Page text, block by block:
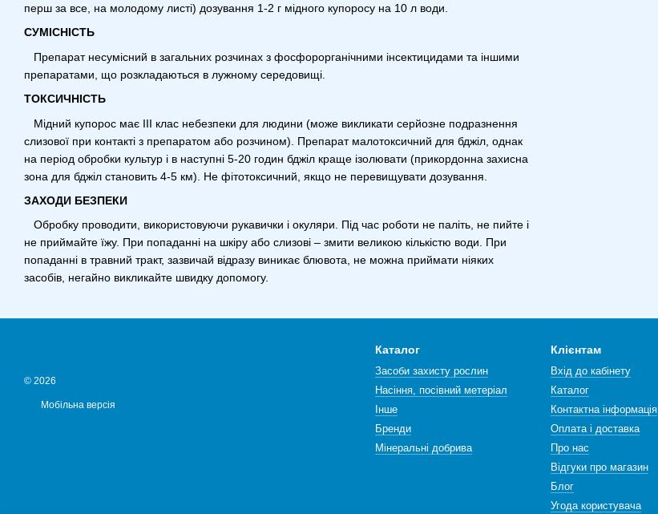
перш за все, на молодому листі) дозування 1-2 г мідного купоросу на 10 л води.
СУМІСНІСТЬ
Препарат несумісний в загальних розчинах з фосфорорганічними інсектицидами та іншими
препаратами, що розкладаються в лужному середовищі.
ТОКСИЧНІСТЬ
Мідний купорос має III клас небезпеки для людини (може викликати серйозне подразнення
слизової при контакті з препаратом або розчином). Препарат малотоксичний для бджіл, однак
на період обробки культур і в наступні 5-20 годин бджіл краще ізолювати (прикордонна захисна
зона для бджіл становить 4-5 км). Не фітотоксичний, якщо не перевищувати дозування.
ЗАХОДИ БЕЗПЕКИ
Обробку проводити, використовуючи рукавички і окуляри. Під час роботи не паліть, не пийте і
не приймайте їжу. При попаданні на шкіру або слизові – змити великою кількістю води. При
попаданні в травний тракт, зазвичай відразу виникає блювота, не можна приймати ніяких
засобів, негайно викликайте швидку допомогу.
© 2026
Мобільна версія
Каталог
Засоби захисту рослин
Насіння, посівний метеріал
Інше
Бренди
Мінеральні добрива
Клієнтам
Вхід до кабінету
Каталог
Контактна інформація
Оплата і доставка
Про нас
Відгуки про магазин
Блог
Угода користувача